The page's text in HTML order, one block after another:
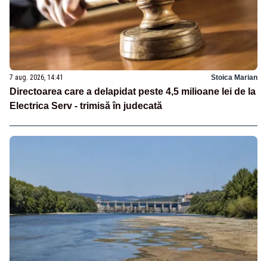
7 aug. 2026, 14:41 Stoica Marian
Directoarea care a delapidat peste 4,5 milioane lei de la
Electrica Serv - trimisă în judecată